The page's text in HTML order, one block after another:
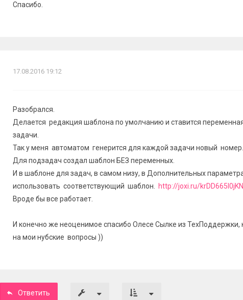
Спасибо.
17.08.2016 19:12
Разобрался.
Делается редакция шаблона по умолчанию и ставится
задачи.
Так у меня автоматом генерится для каждой задачи новый номер.
Для подзадач создал шаблон БЕЗ переменных.
И в шаблоне для задач, в самом низу, в Дополнительных
использовать соответствующий шаблон.
http://joxi.ru/
Вроде бы все работает.
И конечно же неоценимое спасибо Олесе Сылке из ТехПоддержки,
на мои нубские вопросы ))
Ответить